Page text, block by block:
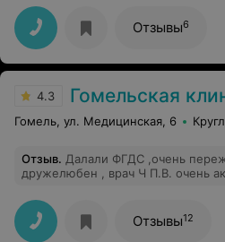
каждому пациенту имеет подход
не остался без ее чуткого
Спасибо вам большое за ваш
работе,карьерного роста.С
Отзывы6
4.3 Гомельская
Гомель, ул. Медицинская, 6
Отзыв. Далали ФГДС ,очень
дружелюбен , врач Ч П.В. очень аккуратен и
Отзывы12